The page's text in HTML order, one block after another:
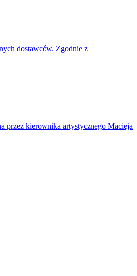
dostawców. Zgodnie z
przez kierownika artystycznego Macieja